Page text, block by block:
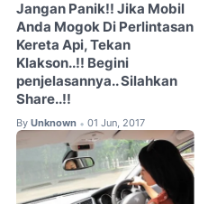
Jangan Panik!! Jika Mobil
Anda Mogok Di Perlintasan
Kereta Api, Tekan
Klakson..!! Begini
penjelasannya.. Silahkan
Share..!!
By Unknown • 01 Jun, 2017